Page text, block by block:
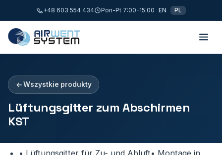
+48 603 554 434 Pon-Pt 7:00-15:00 EN PL
Wszystkie produkty
Lüftungsgitter zum Abschirmen
KST
• Lüftungsgitter für Zu- und Abluft• Montage in